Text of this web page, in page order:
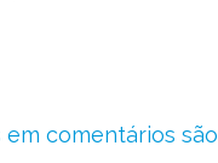
em comentários são